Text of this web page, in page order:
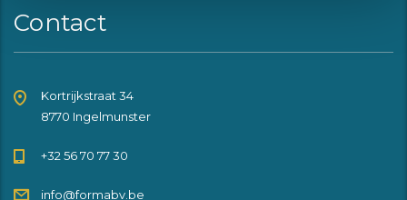
Contact
Kortrijkstraat 34
8770 Ingelmunster
+32 56 70 77 30
info@formabv.be